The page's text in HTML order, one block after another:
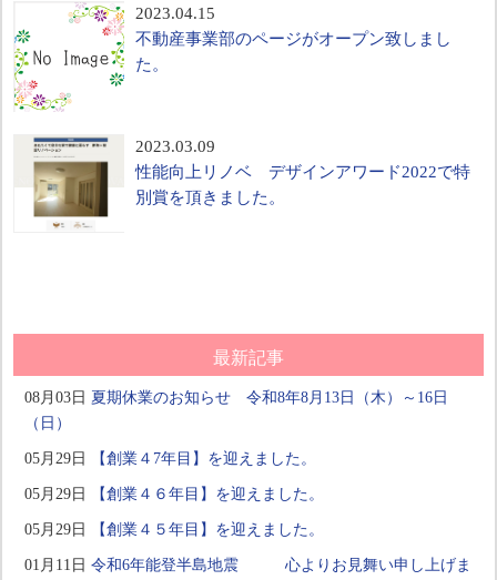
2023.04.15
不動産事業部のページがオープン致しまし
た。
2023.03.09
性能向上リノベ デザインアワード2022で特
別賞を頂きました。
最新記事
08月03日 夏期休業のお知らせ 令和8年8月13日（木）～16日
（日）
05月29日 【創業４7年目】を迎えました。
05月29日 【創業４６年目】を迎えました。
05月29日 【創業４５年目】を迎えました。
01月11日 令和6年能登半島地震 心よりお見舞い申し上げま